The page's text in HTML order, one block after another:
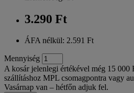
3.290 Ft
ÁFA nélkül: 2.591 Ft
Mennyiség
A kosár jelenlegi értékével még 15 000
szállításhoz MPL csomagpontra vagy
Vasárnap van – hétfőn adjuk fel.